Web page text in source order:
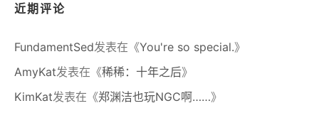
近期评论
FundamentSed发表在《You're so special.》
AmyKat发表在《稀稀：十年之后》
KimKat发表在《郑渊洁也玩NGC啊……》